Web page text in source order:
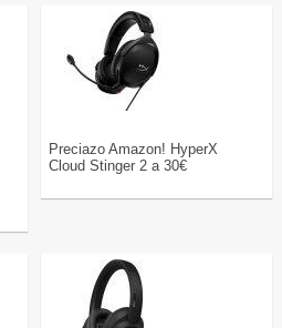
Preciazo Amazon! HyperX
Cloud Stinger 2 a 30€